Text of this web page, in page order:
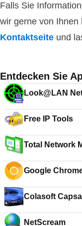
Falls Sie
wir gerne von Ihnen
Kontaktseite und
Entdecken Sie
Look@LAN
Free IP Tools
Total Network
Google
Colasoft
NetScream